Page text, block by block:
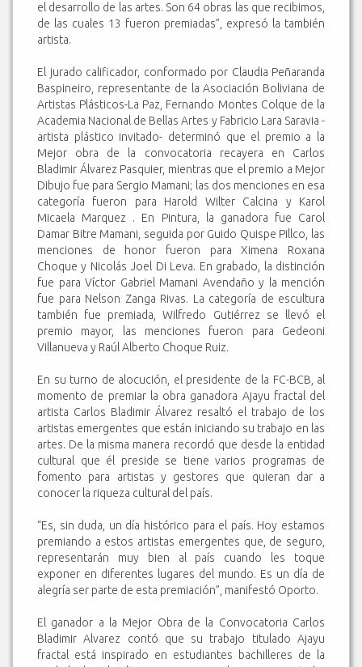
el desarrollo de las artes. Son 64 obras las que recibimos,
de las cuales 13 fueron premiadas”, expresó la también
artista.
El jurado calificador, conformado por Claudia Peñaranda
Baspineiro, representante de la Asociación Boliviana de
Artistas Plásticos-La Paz, Fernando Montes Colque de la
Academia Nacional de Bellas Artes y Fabricio Lara Saravia -
artista plástico invitado- determinó que el premio a la
Mejor obra de la convocatoria recayera en Carlos
Bladimir Álvarez Pasquier, mientras que el premio a Mejor
Dibujo fue para Sergio Mamani; las dos menciones en esa
categoría fueron para Harold Wilter Calcina y Karol
Micaela Marquez . En Pintura, la ganadora fue Carol
Damar Bitre Mamani, seguida por Guido Quispe Pillco, las
menciones de honor fueron para Ximena Roxana
Choque y Nicolás Joel Di Leva. En grabado, la distinción
fue para Víctor Gabriel Mamani Avendaño y la mención
fue para Nelson Zanga Rivas. La categoría de escultura
también fue premiada, Wilfredo Gutiérrez se llevó el
premio mayor, las menciones fueron para Gedeoni
Villanueva y Raúl Alberto Choque Ruiz.
En su turno de alocución, el presidente de la FC-BCB, al
momento de premiar la obra ganadora Ajayu fractal del
artista Carlos Bladimir Álvarez resaltó el trabajo de los
artistas emergentes que están iniciando su trabajo en las
artes. De la misma manera recordó que desde la entidad
cultural que él preside se tiene varios programas de
fomento para artistas y gestores que quieran dar a
conocer la riqueza cultural del país.
“Es, sin duda, un día histórico para el país. Hoy estamos
premiando a estos artistas emergentes que, de seguro,
representarán muy bien al país cuando les toque
exponer en diferentes lugares del mundo. Es un día de
alegría ser parte de esta premiación”, manifestó Oporto.
El ganador a la Mejor Obra de la Convocatoria Carlos
Bladimir Alvarez contó que su trabajo titulado Ajayu
fractal está inspirado en estudiantes bachilleres de la